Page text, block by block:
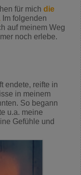
für mich die
Im folgenden
auf meinem Weg
noch erlebe.
endete, reifte in
in meinem
So begann
u.a. meine
Gefühle und